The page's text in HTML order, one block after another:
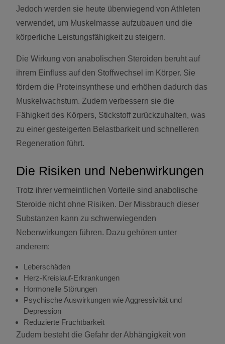
Jedoch werden sie heute überwiegend von Athleten
verwendet, um Muskelmasse aufzubauen und die
körperliche Leistungsfähigkeit zu steigern.
Die Wirkung von anabolischen Steroiden beruht auf
ihrem Einfluss auf den Stoffwechsel im Körper. Sie
fördern die Proteinsynthese und erhöhen dadurch das
Muskelwachstum. Zudem verbessern sie die
Fähigkeit des Körpers, Stickstoff zurückzuhalten, was
zu einer gesteigerten Belastbarkeit und schnelleren
Regeneration führt.
Die Risiken und Nebenwirkungen
Trotz ihrer vermeintlichen Vorteile sind anabolische
Steroide nicht ohne Risiken. Der Missbrauch dieser
Substanzen kann zu schwerwiegenden
Nebenwirkungen führen. Dazu gehören unter
anderem:
Leberschäden
Herz-Kreislauf-Erkrankungen
Hormonelle Störungen
Psychische Auswirkungen wie Aggressivität und
Depression
Reduzierte Fruchtbarkeit
Zudem besteht die Gefahr der Abhängigkeit von